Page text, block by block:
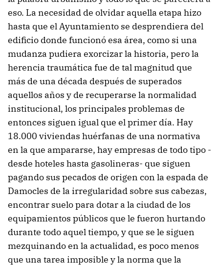
eso. La necesidad de olvidar aquella etapa hizo
hasta que el Ayuntamiento se desprendiera del
edificio donde funcionó esa área, como si una
mudanza pudiera exorcizar la historia, pero la
herencia traumática fue de tal magnitud que
más de una década después de superados
aquellos años y de recuperarse la normalidad
institucional, los principales problemas de
entonces siguen igual que el primer día. Hay
18.000 viviendas huérfanas de una normativa
en la que ampararse, hay empresas de todo tipo -
desde hoteles hasta gasolineras- que siguen
pagando sus pecados de origen con la espada de
Damocles de la irregularidad sobre sus cabezas,
encontrar suelo para dotar a la ciudad de los
equipamientos públicos que le fueron hurtando
durante todo aquel tiempo, y que se le siguen
mezquinando en la actualidad, es poco menos
que una tarea imposible y la norma que la